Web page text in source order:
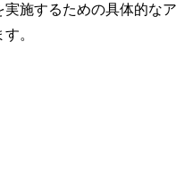
施するための具体的なア
。